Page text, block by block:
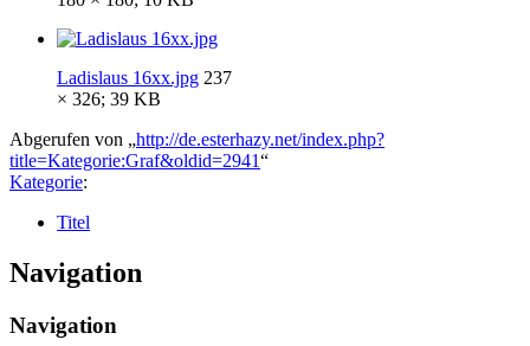
Ladislaus 16xx.jpg 237
× 326; 39 KB
Abgerufen von „http://de.esterhazy.net/index.php?
title=Kategorie:Graf&oldid=2941“
Kategorie:
Titel
Navigation
Navigation